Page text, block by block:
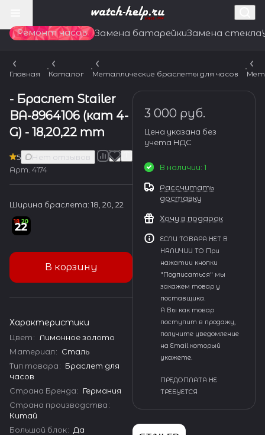
Ремонт часов Замена батарейкиЗамена стекла
Главная Каталог Металлические браслеты для часов
- Браслет Stailer
BA-8964106 (кат 4-
G) - 18,20,22 mm
5
Нет отзывов
Арт. 4174
Ширина браслета: 18, 20, 22
В корзину
Характеристики
Цвет:
Лимонное золото
Материал: Сталь
Тип товара: Браслет для
часов
Страна Бренда: Германия
Страна производства:
Китай
Большой блок: Да
3 000 руб.
Цена указана без
учета НДС
В наличии: 1
Рассчитать
доставку
Хочу в подарок
ЕСЛИ ТОВАРА НЕТ В
НАЛИЧИИ ТО При
нажатии кнопки
"Подписаться" мы
закажем товар у
поставщика.
А Вы как товар
поступит в продажу,
получите уведомление
на Email который
укажете.
ПРЕДОПЛАТА НЕ
ТРЕБУЕТСЯ